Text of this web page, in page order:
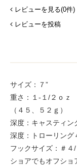
レビューを見る(0件)
レビューを投稿
サイズ：７”
重さ：１-１/２ｏｚ
（４５、５２ｇ）
深度：キャスティン
深度：トローリング
フックサイズ：＃４/
ショアでもオフショ